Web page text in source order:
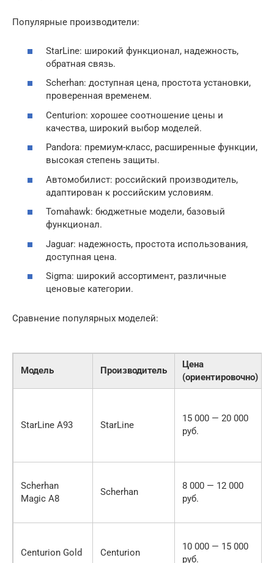
Популярные производители:
StarLine: широкий функционал, надежность,
обратная связь.
Scherhan: доступная цена, простота установки,
проверенная временем.
Centurion: хорошее соотношение цены и
качества, широкий выбор моделей.
Pandora: премиум-класс, расширенные функции,
высокая степень защиты.
Автомобилист: российский производитель,
адаптирован к российским условиям.
Tomahawk: бюджетные модели, базовый
функционал.
Jaguar: надежность, простота использования,
доступная цена.
Sigma: широкий ассортимент, различные
ценовые категории.
Сравнение популярных моделей:
Модель Производитель
Цена
(ориентировочно)
StarLine A93 StarLine
15 000 — 20 000
руб.
Scherhan
Magic A8
Scherhan
8 000 — 12 000
руб.
Centurion Gold Centurion
10 000 — 15 000
руб.